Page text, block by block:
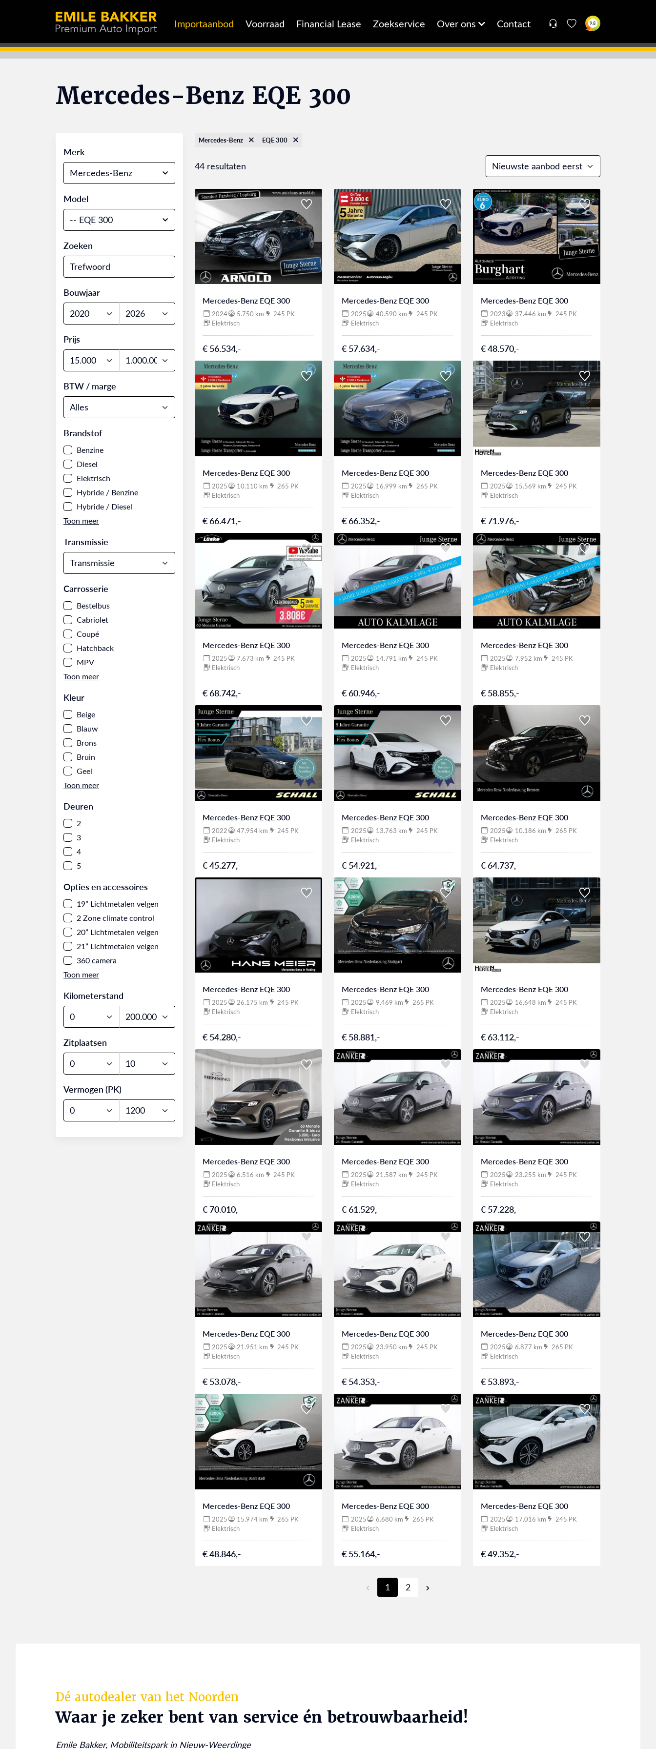
Importaanbod Voorraad Financial Lease Zoekservice Over ons Contact 9.8
Mercedes-Benz EQE 300
Merk
Mercedes-Benz
Model
-- EQE 300
Zoeken
Bouwjaar
Prijs
BTW / marge
Brandstof
Benzine
Diesel
Elektrisch
Hybride / Benzine
Hybride / Diesel
Transmissie
Carrosserie
Bestelbus
Cabriolet
Coupé
Hatchback
MPV
Kleur
Beige
Blauw
Brons
Bruin
Geel
Deuren
2
3
4
5
Opties en accessoires
19” Lichtmetalen velgen
2 Zone climate control
20” Lichtmetalen velgen
21” Lichtmetalen velgen
360 camera
Kilometerstand
Zitplaatsen
Vermogen (PK)
Mercedes-Benz EQE 300
44 resultaten
Mercedes-Benz EQE 300
2024 5.750 km
245 PK
Elektrisch
€ 56.534,-
Mercedes-Benz EQE 300
2025 40.590 km
245 PK
Elektrisch
€ 57.634,-
Mercedes-Benz EQE 300
2023 37.446 km
245 PK
Elektrisch
€ 48.570,-
Mercedes-Benz EQE 300
2025 10.110 km
265 PK
Elektrisch
€ 66.471,-
Mercedes-Benz EQE 300
2025 16.999 km
265 PK
Elektrisch
€ 66.352,-
Mercedes-Benz EQE 300
2025 15.569 km
245 PK
Elektrisch
€ 71.976,-
Mercedes-Benz EQE 300
2025 7.673 km
245 PK
Elektrisch
€ 68.742,-
Mercedes-Benz EQE 300
2025 14.791 km
245 PK
Elektrisch
€ 60.946,-
Mercedes-Benz EQE 300
2025 7.952 km
245 PK
Elektrisch
€ 58.855,-
Mercedes-Benz EQE 300
2022 47.954 km
245 PK
Elektrisch
€ 45.277,-
Mercedes-Benz EQE 300
2025 13.763 km
245 PK
Elektrisch
€ 54.921,-
Mercedes-Benz EQE 300
2025 10.186 km
265 PK
Elektrisch
€ 64.737,-
Mercedes-Benz EQE 300
2025 26.175 km
245 PK
Elektrisch
€ 54.280,-
Mercedes-Benz EQE 300
2025 9.469 km
265 PK
Elektrisch
€ 58.881,-
Mercedes-Benz EQE 300
2025 16.648 km
245 PK
Elektrisch
€ 63.112,-
Mercedes-Benz EQE 300
2025 6.516 km
245 PK
Elektrisch
€ 70.010,-
Mercedes-Benz EQE 300
2025 21.587 km
245 PK
Elektrisch
€ 61.529,-
Mercedes-Benz EQE 300
2025 23.255 km
245 PK
Elektrisch
€ 57.228,-
Mercedes-Benz EQE 300
2025 21.951 km
245 PK
Elektrisch
€ 53.078,-
Mercedes-Benz EQE 300
2025 23.950 km
245 PK
Elektrisch
€ 54.353,-
Mercedes-Benz EQE 300
2025 6.877 km
265 PK
Elektrisch
€ 53.893,-
Mercedes-Benz EQE 300
2025 15.974 km
265 PK
Elektrisch
€ 48.846,-
Mercedes-Benz EQE 300
2025 6.680 km
265 PK
Elektrisch
€ 55.164,-
Mercedes-Benz EQE 300
2025 17.016 km
245 PK
Elektrisch
€ 49.352,-
1 2
Dé autodealer van het Noorden
Waar je zeker bent van service én betrouwbaarheid!
Emile Bakker, Mobiliteitspark in Nieuw-Weerdinge